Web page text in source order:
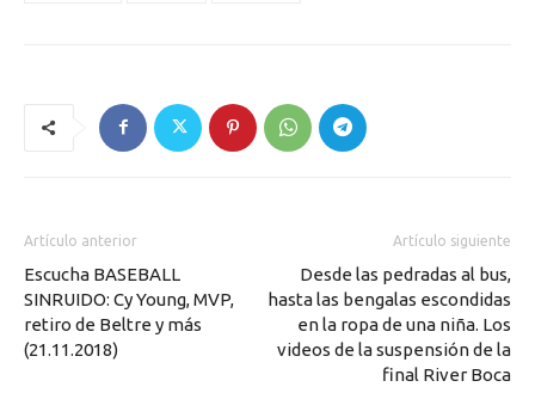
Artículo anterior
Escucha BASEBALL
SINRUIDO: Cy Young, MVP,
retiro de Beltre y más
(21.11.2018)
Artículo siguiente
Desde las pedradas al bus,
hasta las bengalas escondidas
en la ropa de una niña. Los
videos de la suspensión de la
final River Boca